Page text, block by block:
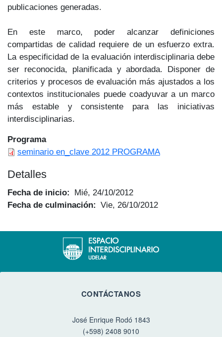
publicaciones generadas.
En este marco, poder alcanzar definiciones
compartidas de calidad requiere de un esfuerzo extra.
La especificidad de la evaluación interdisciplinaria debe
ser reconocida, planificada y abordada. Disponer de
criterios y procesos de evaluación más ajustados a los
contextos institucionales puede coadyuvar a un marco
más estable y consistente para las iniciativas
interdisciplinarias.
Programa
seminario en_clave 2012 PROGRAMA
Detalles
Fecha de inicio
Mié, 24/10/2012
Fecha de culminación
Vie, 26/10/2012
CONTÁCTANOS
José Enrique Rodó 1843
(+598) 2408 9010